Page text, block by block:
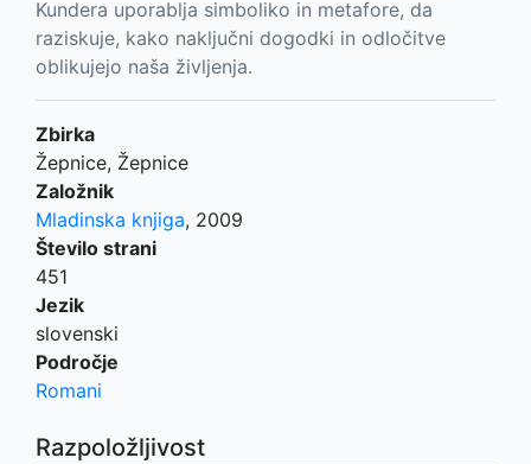
Kundera uporablja simboliko in metafore, da
raziskuje, kako naključni dogodki in odločitve
oblikujejo naša življenja.
Zbirka
Žepnice, Žepnice
Založnik
Mladinska knjiga, 2009
Število strani
451
Jezik
slovenski
Področje
Romani
Razpoložljivost